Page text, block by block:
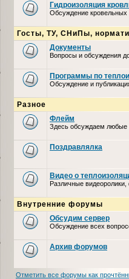
Гидроизоляция
Обсуждение кровельных
Госты, ТУ, СНиПы,
Документы
Вопросы и обсуждения
Программы по
Обсуждение и
Разное
Флейм
Здесь обсуждаем любые
Поздравлялка
Видео о
Различные
Внутренние форумы
Обсудим сервер
Обсуждение всех
Архив форумов
Отметить все форумы как